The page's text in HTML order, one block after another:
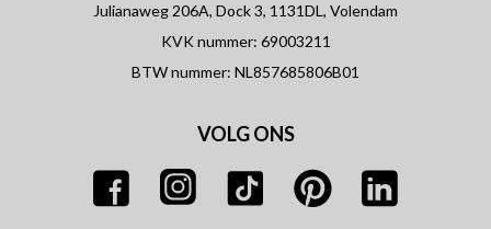
Julianaweg 206A, Dock 3, 1131DL, Volendam
KVK nummer: 69003211
BTW nummer: NL857685806B01
VOLG ONS